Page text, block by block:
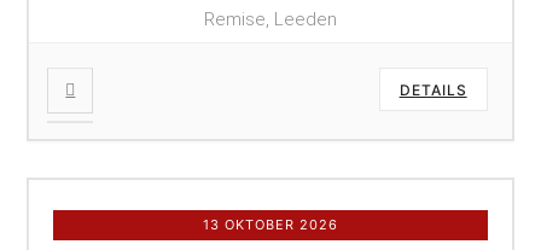
Remise, Leeden
DETAILS
13 OKTOBER 2026